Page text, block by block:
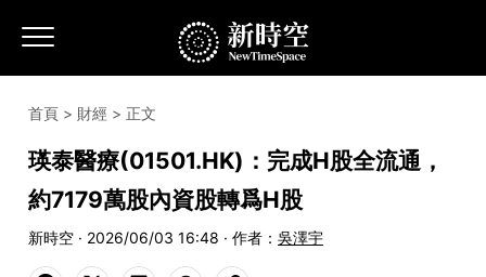
首頁 > 財經 > 正文
瑛泰醫療(01501.HK)：完成H股全流通，
約7179萬股內資股轉爲H股
新時空 · 2026/06/03 16:48 · 作者： 吳澤宇